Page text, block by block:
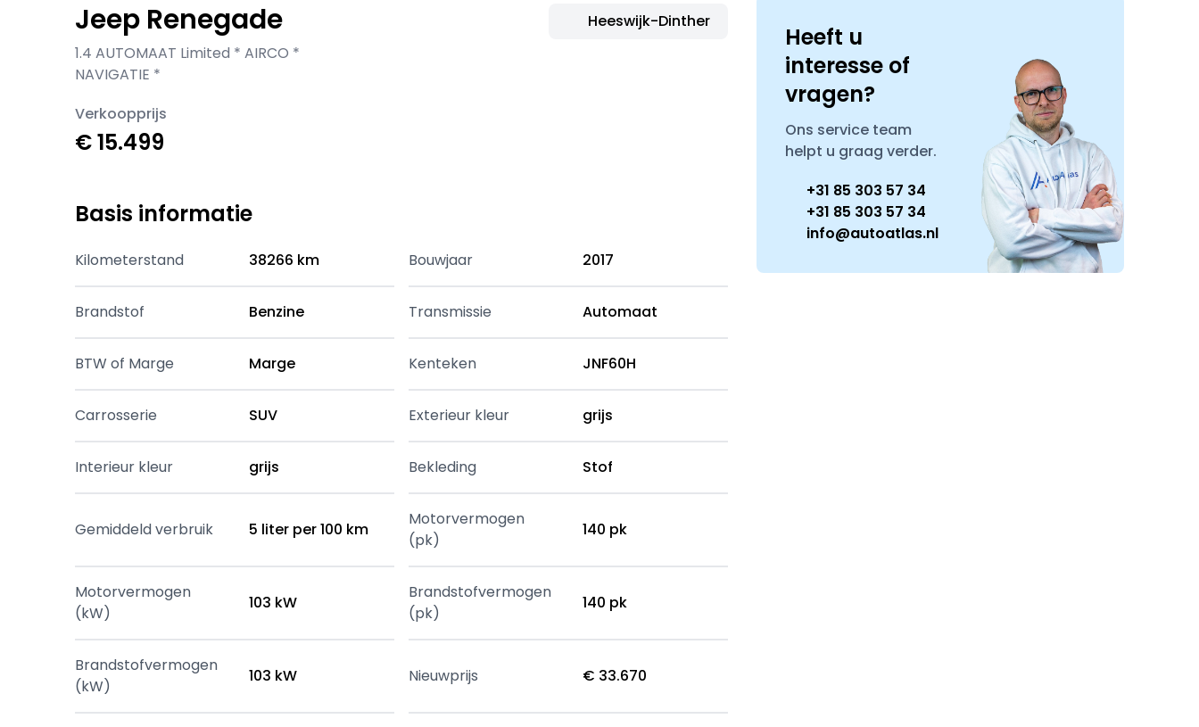
Jeep Renegade
1.4 AUTOMAAT Limited * AIRCO *
NAVIGATIE *
Heeswijk-Dinther
Verkoopprijs
€ 15.499
Heeft u
interesse of
vragen?
Ons service team
helpt u graag verder.
+31 85 303 57 34
+31 85 303 57 34
info@autoatlas.nl
Basis informatie
Kilometerstand 38266 km Bouwjaar 2017
Brandstof Benzine Transmissie Automaat
BTW of Marge Marge Kenteken JNF60H
Carrosserie SUV Exterieur kleur grijs
Interieur kleur grijs Bekleding Stof
Gemiddeld verbruik 5 liter per 100 km
Motorvermogen
(pk)
140 pk
Motorvermogen
(kW)
103 kW
Brandstofvermogen
(pk)
140 pk
Brandstofvermogen
(kW)
103 kW Nieuwprijs € 33.670